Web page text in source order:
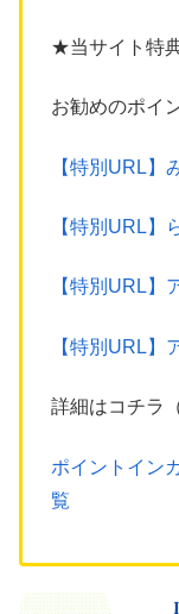
★当サイト特
お勧めのポイ
【特別URL】
【特別URL】
【特別URL】
【特別URL】
詳細はコチラ
ポイントイン
覧